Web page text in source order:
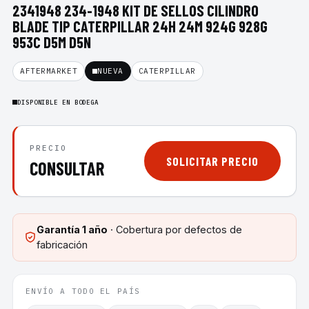
2341948 234-1948 KIT DE SELLOS CILINDRO
BLADE TIP CATERPILLAR 24H 24M 924G 928G
953C D5M D5N
AFTERMARKET NUEVA CATERPILLAR
DISPONIBLE EN BODEGA
PRECIO
CONSULTAR SOLICITAR PRECIO
Garantía 1 año · Cobertura por defectos de
fabricación
ENVÍO A TODO EL PAÍS